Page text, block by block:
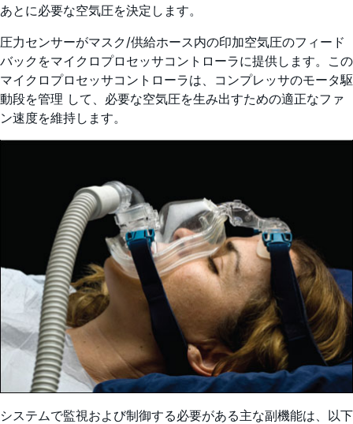
あとに必要な空気圧を決定します。
圧力センサーがマスク/供給ホース内の印加空気圧のフィード
バックをマイクロプロセッサコントローラに提供します。この
マイクロプロセッサコントローラは、コンプレッサのモータ駆
動段を管理 して、必要な空気圧を生み出すための適正なファ
ン速度を維持します。
システムで監視および制御する必要がある主な副機能は、以下